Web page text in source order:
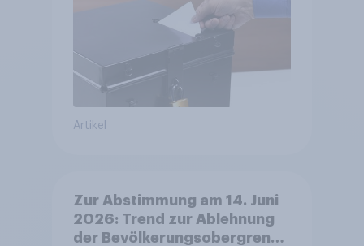
Artikel
Zur Abstimmung am 14. Juni
2026: Trend zur Ablehnung
der Bevölkerungsobergrenze